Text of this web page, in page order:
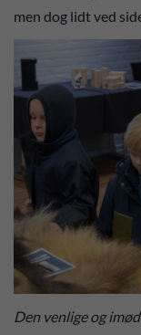
men dog lidt ved
Den venlige og